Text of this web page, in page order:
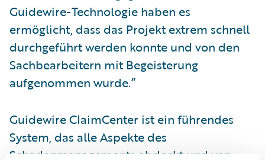
Guidewire-Technologie haben es
ermöglicht, dass das Projekt extrem schnell
durchgeführt werden konnte und von den
Sachbearbeitern mit Begeisterung
aufgenommen wurde.”
Guidewire ClaimCenter ist ein führendes
System, das alle Aspekte des
Schadenmanagements abdeckt und von